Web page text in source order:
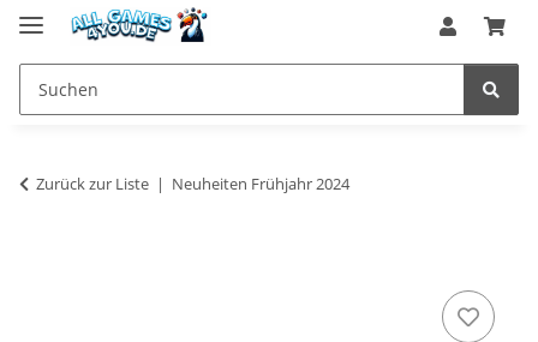
Zurück zur Liste Neuheiten Frühjahr 2024